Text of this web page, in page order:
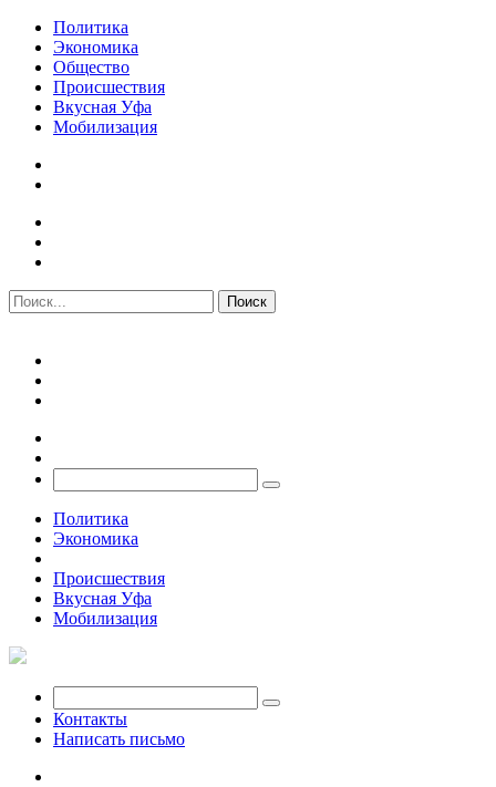
Политика
Экономика
Общество
Происшествия
Вкусная Уфа
Мобилизация
Политика
Экономика
Происшествия
Вкусная Уфа
Мобилизация
Контакты
Написать письмо